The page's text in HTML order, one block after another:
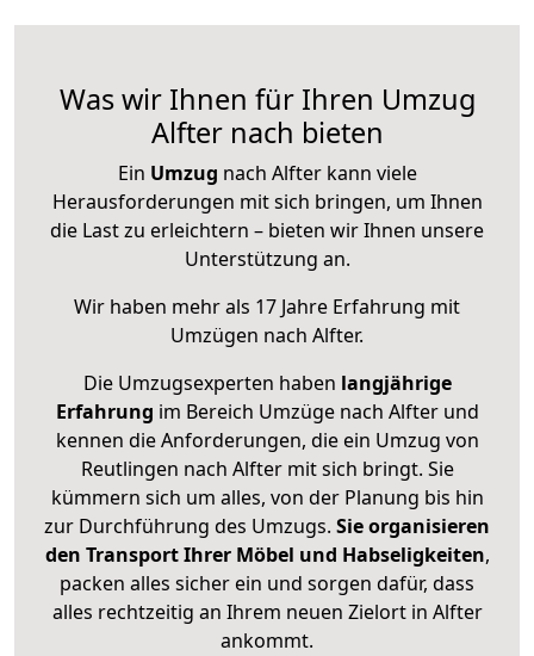
Was wir Ihnen für Ihren Umzug
Alfter nach bieten
Ein Umzug nach Alfter kann viele
Herausforderungen mit sich bringen, um Ihnen
die Last zu erleichtern – bieten wir Ihnen unsere
Unterstützung an.
Wir haben mehr als 17 Jahre Erfahrung mit
Umzügen nach Alfter.
Die Umzugsexperten haben langjährige
Erfahrung im Bereich Umzüge nach Alfter und
kennen die Anforderungen, die ein Umzug von
Reutlingen nach Alfter mit sich bringt. Sie
kümmern sich um alles, von der Planung bis hin
zur Durchführung des Umzugs. Sie organisieren
den Transport Ihrer Möbel und Habseligkeiten,
packen alles sicher ein und sorgen dafür, dass
alles rechtzeitig an Ihrem neuen Zielort in Alfter
ankommt.